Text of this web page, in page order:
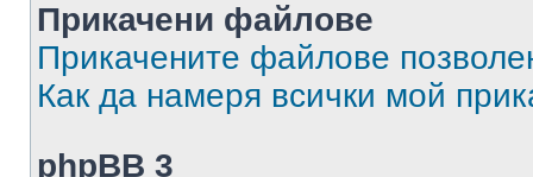
Прикачени файлове
Прикачените файлове
Как да намеря всички мой
phpBB 3